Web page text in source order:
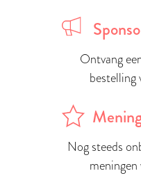
Ontvang
bestelling
Nog steeds